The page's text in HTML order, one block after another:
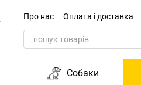
Про нас Оплата і доставка
Звернення до директора
Собаки